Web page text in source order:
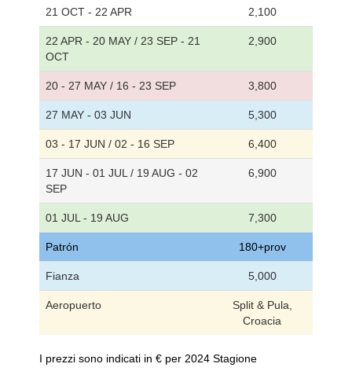
21 OCT - 22 APR 2,100
22 APR - 20 MAY / 23 SEP - 21
OCT
2,900
20 - 27 MAY / 16 - 23 SEP 3,800
27 MAY - 03 JUN 5,300
03 - 17 JUN / 02 - 16 SEP 6,400
17 JUN - 01 JUL / 19 AUG - 02
SEP
6,900
01 JUL - 19 AUG 7,300
Patrón 180+prov
Fianza 5,000
Aeropuerto
Split & Pula,
Croacia
I prezzi sono indicati in € per 2024 Stagione